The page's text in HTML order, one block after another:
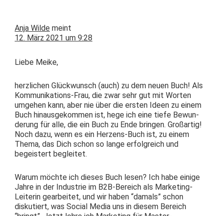
Anja Wilde meint
12. März 2021 um 9:28
Liebe Meike,
her­zlichen Glück­wun­sch (auch) zu dem neuen Buch! Als
Kom­mu­nika­tions-Frau, die zwar sehr gut mit Worten
umge­hen kann, aber nie über die ersten Ideen zu einem
Buch hin­aus­gekom­men ist, hege ich eine tiefe Bewun­
derung für alle, die ein Buch zu Ende brin­gen. Großar­tig!
Noch dazu, wenn es ein Herzens-Buch ist, zu einem
The­ma, das Dich schon so lange erfol­gre­ich und
begeis­tert begleitet.
Warum möchte ich dieses Buch lesen? Ich habe einige
Jahre in der Indus­trie im B2B-Bere­ich als Mar­ket­ing-
Lei­t­erin gear­beit­et, und wir haben “damals” schon
disku­tiert, was Social Media uns in diesem Bere­ich